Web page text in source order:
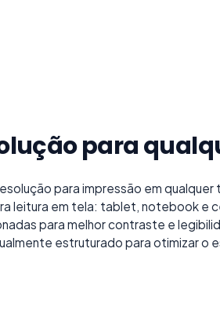
para
para impressão em qualquer
leitura em tela: tablet, notebook e
para melhor contraste e
estruturado para otimizar o